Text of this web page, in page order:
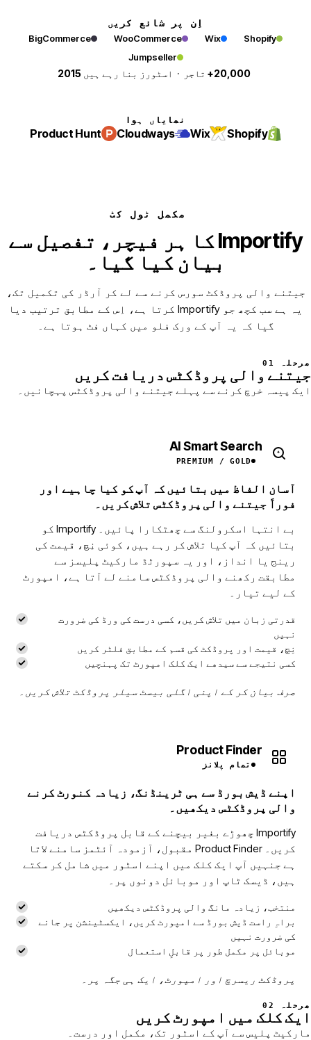
اِن پر شائع کریں
Shopify
Wix
WooCommerce
BigCommerce
Jumpseller
20,000+ تاجر · اسٹورز بنا رہے ہیں 2015
نمایاں ہوا
Shopify
Wix
Cloudways
Product Hunt
مکمل ٹول کٹ
Importify کا ہر فیچر، تفصیل سے
بیان کیا گیا۔
جیتنے والی پروڈکٹ سورس کرنے سے لے کر آرڈر کی تکمیل تک،
یہ ہے سب کچھ جو Importify کرتا ہے، اِس کے مطابق ترتیب دیا
گیا کہ یہ آپ کے ورک فلو میں کہاں فٹ ہوتا ہے۔
مرحلہ 01
جیتنے والی پروڈکٹس دریافت کریں
ایک پیسہ خرچ کرنے سے پہلے جیتنے والی پروڈکٹس پہچانیں۔
AI Smart Search
PREMIUM / GOLD
آسان الفاظ میں بتائیں کہ آپ کو کیا چاہیے اور
فوراً جیتنے والی پروڈکٹس تلاش کریں۔
بے انتہا اسکرولنگ سے چھٹکارا پائیں۔ Importify کو
بتائیں کہ آپ کیا تلاش کر رہے ہیں، کوئی نِچ، قیمت کی
رینج یا انداز، اور یہ سپورٹڈ مارکیٹ پلیسز سے
مطابقت رکھنے والی پروڈکٹس سامنے لے آتا ہے، امپورٹ
کے لیے تیار۔
قدرتی زبان میں تلاش کریں، کسی درست کی ورڈ کی ضرورت
نہیں
نِچ، قیمت اور پروڈکٹ کی قسم کے مطابق فلٹر کریں
کسی نتیجے سے سیدھے ایک کلک امپورٹ تک پہنچیں
صرف بیان کر کے اپنی اگلی بیسٹ سیلر پروڈکٹ تلاش کریں۔
Product Finder
تمام پلانز
اپنے ڈیش بورڈ سے ہی ٹرینڈنگ، زیادہ کنورٹ کرنے
والی پروڈکٹس دیکھیں۔
Importify چھوڑے بغیر بیچنے کے قابل پروڈکٹس دریافت
کریں۔ Product Finder مقبول، آزمودہ آئٹمز سامنے لاتا
ہے جنہیں آپ ایک کلک میں اپنے اسٹور میں شامل کر سکتے
ہیں، ڈیسک ٹاپ اور موبائل دونوں پر۔
منتخب، زیادہ مانگ والی پروڈکٹس دیکھیں
براہِ راست ڈیش بورڈ سے امپورٹ کریں، ایکسٹینشن پر جانے
کی ضرورت نہیں
موبائل پر مکمل طور پر قابلِ استعمال
پروڈکٹ ریسرچ اور امپورٹ، ایک ہی جگہ پر۔
مرحلہ 02
ایک کلک میں امپورٹ کریں
مارکیٹ پلیس سے آپ کے اسٹور تک، مکمل اور درست۔